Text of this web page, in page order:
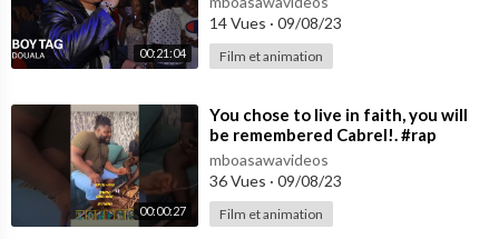
00:21:04
14 Vues · 09/08/23
Film et animation
00:00:27
⁣You chose to live in faith, you will
be remembered Cabrel!. #rap
#boytag #cabrelnanjip #tagteam
mboasawavideos
36 Vues · 09/08/23
Film et animation